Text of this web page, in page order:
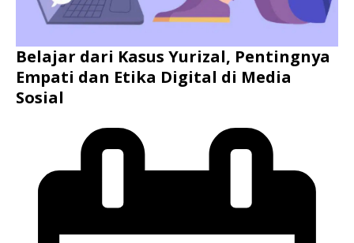
Belajar dari Kasus Yurizal, Pentingnya
Empati dan Etika Digital di Media
Sosial